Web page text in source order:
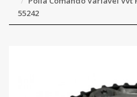
55242